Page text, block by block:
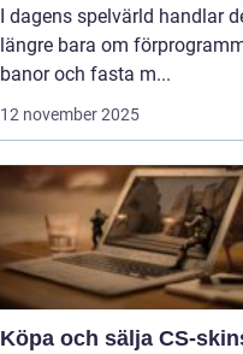
I dagens spelvärld handlar
längre bara om
banor och fasta m...
12 november 2025
Köpa och sälja CS-